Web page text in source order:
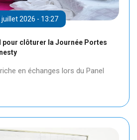
2026 - 13:27
pour clôturer la Journée Portes
en échanges lors du Panel